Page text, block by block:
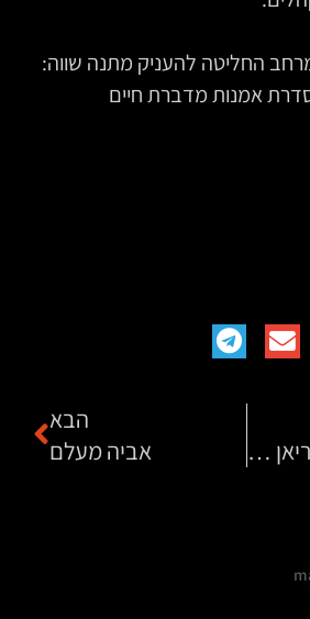
מרחב החליטה להעניק מתנה שווה:
אמנות מדברת חיים
טטיאנה לב ודאריאן רויטמן
הבא
אביה מעלם